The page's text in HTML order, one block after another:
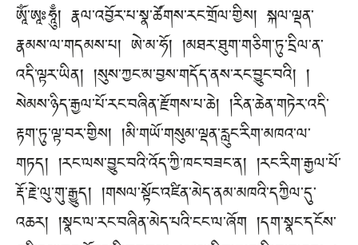
ཨཱོཾ་ཨཱཿཧཱུྃ། རྣལ་འབྱོར་པ་སྣ་ཚོགས་རང་གྲོལ་གྱིས། སྐལ་ལྡན་
རྣམས་ལ་གདམས་པ། ཨེ་མ་ཧོ། །མཐར་ཐུག་གཅིག་ཏུ་དྲིལ་ན་
འདི་ལྟར་ཡིན། །སུས་ཀྱང་མ་བྱས་གདོད་ནས་རང་བྱུང་བའི། །
སེམས་ཉིད་རྒྱལ་པོ་རང་བཞིན་རྫོགས་པ་ཆེ། །རིན་ཆེན་གཏེར་འདི་
རྟག་ཏུ་ལྟ་བར་གྱིས། །མི་གཡོ་གསུམ་ལྡན་རླུང་རིག་མཁའ་ལ་
གཏད། །རང་ལས་བྱུང་བའི་འོད་ཀྱི་ཁང་བཟང་ན། །རང་རིག་རྒྱལ་པོ་
རྡོ་རྗེ་ལུ་གུ་རྒྱུད། །གསལ་སྟོང་འཛིན་མེད་ནམ་མཁའི་དཀྱིལ་དུ་
འཆར། །སྣང་ལ་རང་བཞིན་མེད་པའི་ངང་ལ་ཞོག །དག་སྣང་དངོས་